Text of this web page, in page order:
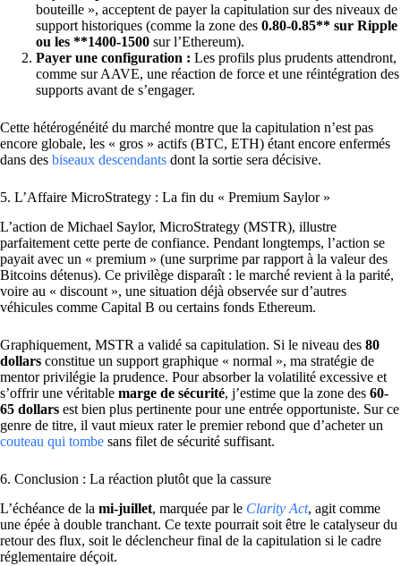
bouteille », acceptent de payer la capitulation sur des niveaux de
support historiques (comme la zone des 0.80-0.85** sur Ripple
ou les **1400-1500 sur l’Ethereum).
Payer une configuration : Les profils plus prudents attendront,
comme sur AAVE, une réaction de force et une réintégration des
supports avant de s’engager.
Cette hétérogénéité du marché montre que la capitulation n’est pas
encore globale, les « gros » actifs (BTC, ETH) étant encore enfermés
dans des biseaux descendants dont la sortie sera décisive.
5. L’Affaire MicroStrategy : La fin du « Premium Saylor »
L’action de Michael Saylor, MicroStrategy (MSTR), illustre
parfaitement cette perte de confiance. Pendant longtemps, l’action se
payait avec un « premium » (une surprime par rapport à la valeur des
Bitcoins détenus). Ce privilège disparaît : le marché revient à la parité,
voire au « discount », une situation déjà observée sur d’autres
véhicules comme Capital B ou certains fonds Ethereum.
Graphiquement, MSTR a validé sa capitulation. Si le niveau des 80
dollars constitue un support graphique « normal », ma stratégie de
mentor privilégie la prudence. Pour absorber la volatilité excessive et
s’offrir une véritable marge de sécurité, j’estime que la zone des 60-
65 dollars est bien plus pertinente pour une entrée opportuniste. Sur ce
genre de titre, il vaut mieux rater le premier rebond que d’acheter un
couteau qui tombe sans filet de sécurité suffisant.
6. Conclusion : La réaction plutôt que la cassure
L’échéance de la mi-juillet, marquée par le Clarity Act, agit comme
une épée à double tranchant. Ce texte pourrait soit être le catalyseur du
retour des flux, soit le déclencheur final de la capitulation si le cadre
réglementaire déçoit.